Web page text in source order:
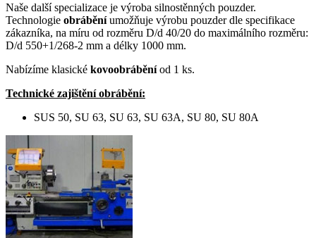
Naše další specializace je výroba silnostěnných pouzder.
Technologie obráběníumožňuje výrobu pouzder dle specifikace
zákazníka, na míru od rozměru D/d 40/20 do maximálního rozměru:
D/d 550+1/268-2 mm a délky 1000 mm.
Nabízíme klasické kovoobráběníod 1 ks.
Technické zajištění obrábění:
SUS 50, SU 63, SU 63, SU 63A, SU 80, SU 80A